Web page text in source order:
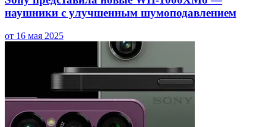
наушники с улучшенным шумоподавлением
от 16 мая 2025